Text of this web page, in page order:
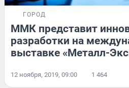
ГОРОД
ММК представит
разработки на
выставке «Металл-
12 ноября, 2019, 09:00 1 464